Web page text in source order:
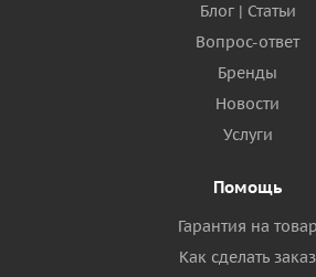
Блог | Статьи
Вопрос-ответ
Бренды
Новости
Услуги
Помощь
Гарантия на товар
Как сделать заказ